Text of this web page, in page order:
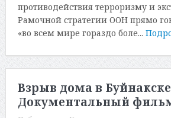
противодействия терроризму и
Рамочной стратегии ООН прямо
«во всем мире гораздо боле...
Взрыв дома в
Документальный